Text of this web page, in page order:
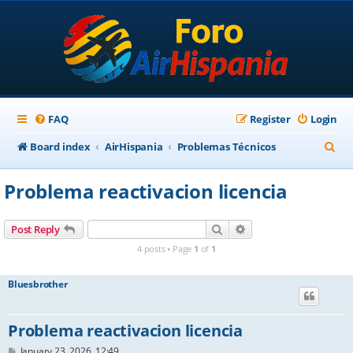
FAQ Login
Register
Board index
AirHispania Problemas Técnicos
e
Problema reactivacion licencia
Post Reply Search
4 posts • Page 1 of 1
Bluesbrother
Problema reactivacion licencia